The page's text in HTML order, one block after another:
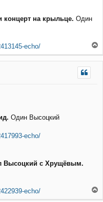
концерт на крыльце. Один
echo/
о
г
Один Высоцкий
echo/
Высоцкий с Хрущёвым.
echo/